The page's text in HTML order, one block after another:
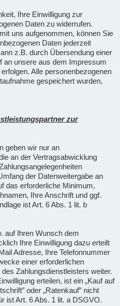
Ihre Einwilligung zur
Daten zu widerrufen.
uns aufgenommen, können Sie
Daten jederzeit
z.B. durch Übersendung einer
an unsere aus dem Impressum
Alle personenbezogenen
gespeichert wurden,
zur
geben wir nur an
an der Vertragsabwicklung
der Datenweitergabe an
das erforderliche Minimum,
Ihre Anschrift und ggf.
ist Art. 6 Abs. 1 lit. b
auf Ihren Wunsch dem
Ihre Einwilligung dazu erteilt
Adresse, Ihre Telefonnummer
einer erforderlichen
Zahlungsdienstleisters weiter.
erteilen, ist ein „Kauf auf
oder „Ratenkauf” nicht
ist Art. 6 Abs. 1 lit. a DSGVO.